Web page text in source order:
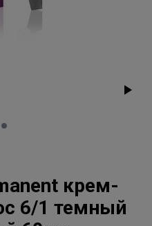
крем-
6/1 темный